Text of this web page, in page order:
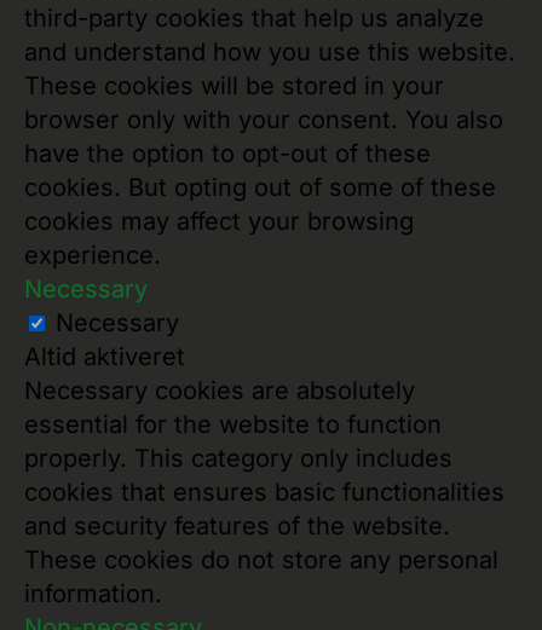
third-party cookies that help us analyze
and understand how you use this website.
These cookies will be stored in your
browser only with your consent. You also
have the option to opt-out of these
cookies. But opting out of some of these
cookies may affect your browsing
experience.
Necessary
Necessary
Altid aktiveret
Necessary cookies are absolutely
essential for the website to function
properly. This category only includes
cookies that ensures basic functionalities
and security features of the website.
These cookies do not store any personal
information.